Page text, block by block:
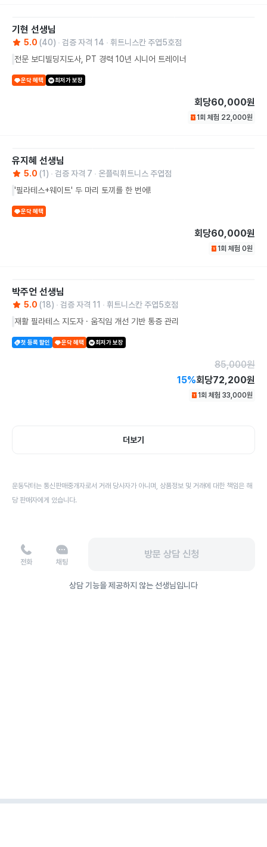
기현 선생님
5.0 (40) 검증 자격 14
휘트니스칸 주엽5호점
전문 보디빌딩지도사, PT 경력 10년 시니어 트레이너
운닥 혜택 최저가 보장
회당60,000원
1회 체험 22,000원
유지혜 선생님
5.0 (1 ) 검증 자격 7
온플릭휘트니스 주엽점
'필라테스+웨이트' 두 마리 토끼를 한 번에!
운닥 혜택
회당60,000원
1회 체험 0원
박주언 선생님
5.0 (18) 검증 자격 11
휘트니스칸 주엽5호점
재활 필라테스 지도자 · 움직임 개선 기반 통증 관리
첫 등록 할인 운닥 혜택 최저가 보장
85,000원
15%회당72,200원
1회 체험 33,000원
더보기
운동닥터는 통신판매중개자로서 거래 당사자가 아니며, 상품정보 및 거래에 대한 책임은 해
당 판매자에게 있습니다.
전화 채팅
방문 상담 신청
상담 기능을 제공하지 않는 선생님입니다